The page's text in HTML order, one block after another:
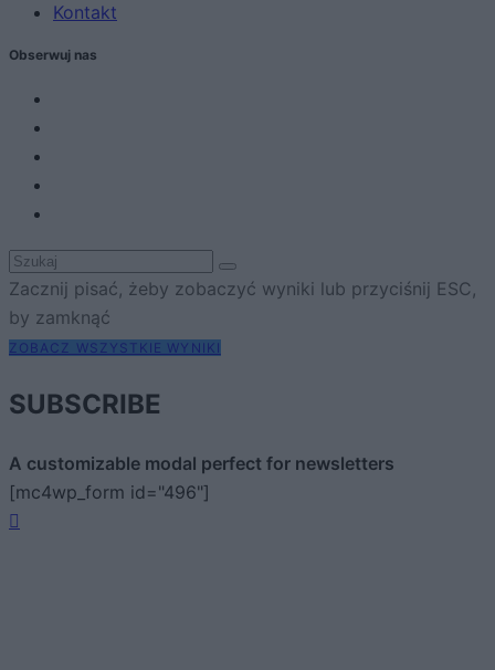
Kontakt
Obserwuj nas
Zacznij pisać, żeby zobaczyć wyniki lub przyciśnij ESC,
by zamknąć
ZOBACZ WSZYSTKIE WYNIKI
SUBSCRIBE
A customizable modal perfect for newsletters
[mc4wp_form id="496"]